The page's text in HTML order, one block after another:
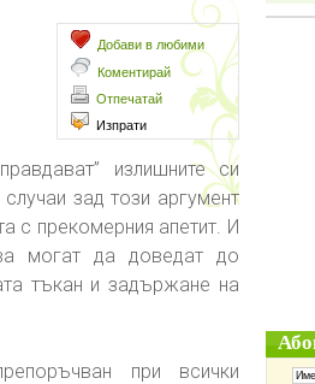
Добави в любими
Коментирай
Отпечатай
Изпрати
излишните си
зад този аргумент
с прекомерния апетит. И
могат да доведат до
тъкан и задържане на
при всички